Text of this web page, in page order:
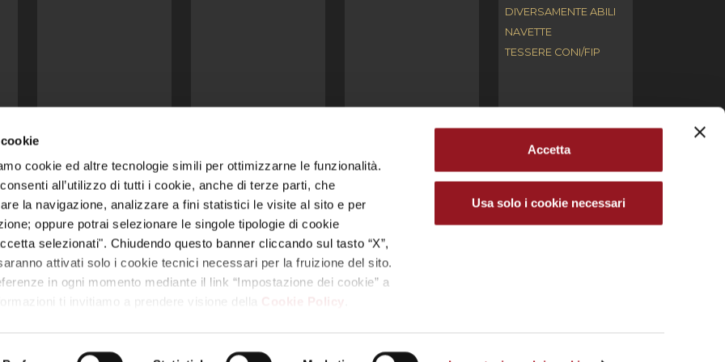
cookie ed altre tecnologie simili per ottimizzarne le funzionalità.
all’utilizzo di tutti i cookie, anche di terze parti, che
la navigazione, analizzare a fini statistici le visite al sito e per
oppure potrai selezionare le singole tipologie di cookie
selezionati". Chiudendo questo banner cliccando sul tasto “X”,
attivati solo i cookie tecnici necessari per la fruizione del sito.
in ogni momento mediante il link “Impostazione dei cookie” a
ti invitiamo a prendere visione della
Cookie Policy
Accetta
Usa solo i cookie necessari
DIVERSAMENTE ABILI
NAVETTE
TESSERE CONI/FIP
video, loghi, ecc.) sono di titolarità di Reyer e/o di terzi legittimi titolari. L’utilizzo, la riproduzione, la modifica,
debita autorizzazione costituisce violazione dei diritti di proprietà intellettuale (copyright) e/o industriale.
unico | Via Colombara 113, 30176 Marghera – Venezia (VE) | Codice Fiscale 03691660272 – Partita IVA 04681350270 | Iscr.
– 330005 | Capitale sociale: euro 1.000.000,00 interamente versato.
dei cookie|Trasparenza| Modello Organizzativo 231 S.S.P. REYER VENEZIA MESTRE S.R.L.